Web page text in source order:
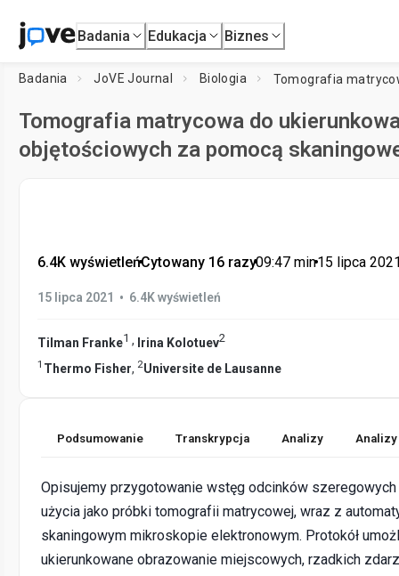
Badania Edukacja Biznes
Badania JoVE Journal Biologia
Tomografia matrycowa do
objętościowych za pomocą
6.4K wyświetleń•Cytowany 16 razy•09:47 min•15 lipca
15 lipca 2021 • 6.4K wyświetleń
Tilman Franke1 , Irina Kolotuev2
1 Thermo Fisher, 2Universite de Lausanne
Podsumowanie Transkrypcja Analizy
Opisujemy przygotowanie wstęg odcinków
użycia jako próbki tomografii matrycowej, wraz z
skaningowym mikroskopie elektronowym. Protokół
ukierunkowane obrazowanie miejscowych, rzadkich